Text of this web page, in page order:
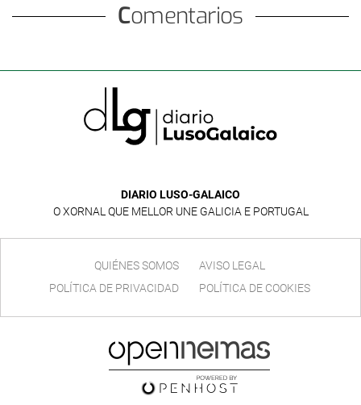
Comentarios
DIARIO LUSO-GALAICO
O XORNAL QUE MELLOR UNE GALICIA E PORTUGAL
QUIÉNES SOMOS
AVISO LEGAL
POLÍTICA DE PRIVACIDAD
POLÍTICA DE COOKIES